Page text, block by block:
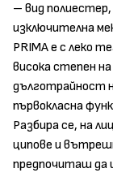
– вид полиестер,
изключителна
PRIMA е с леко
висока степен
дълготрайност
първокласна
Разбира се, на
ципове и
предпочиташ да